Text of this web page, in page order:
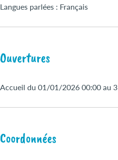
Langues parlées : Français
Ouvertures
Accueil du 01/01/2026 00:00 au
Coordonnées